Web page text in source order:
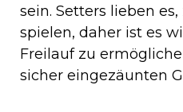
sein. Setters lieben
spielen, daher ist es
Freilauf zu
sicher eingezäunten